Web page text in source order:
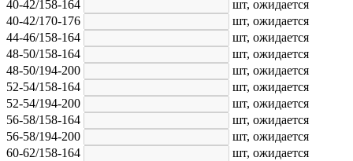
40-42/158-164
шт, ожидается
40-42/170-176
шт, ожидается
44-46/158-164
шт, ожидается
48-50/158-164
шт, ожидается
48-50/194-200
шт, ожидается
52-54/158-164
шт, ожидается
52-54/194-200
шт, ожидается
56-58/158-164
шт, ожидается
56-58/194-200
шт, ожидается
60-62/158-164
шт, ожидается